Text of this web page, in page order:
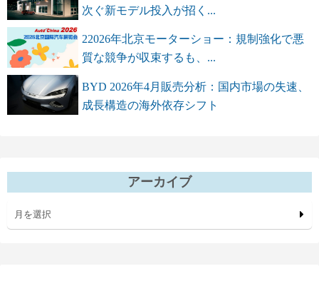
次ぐ新モデル投入が招く...
22026年北京モーターショー：規制強化で悪
質な競争が収束するも、...
BYD 2026年4月販売分析：国内市場の失速、
成長構造の海外依存シフト
アーカイブ
月を選択